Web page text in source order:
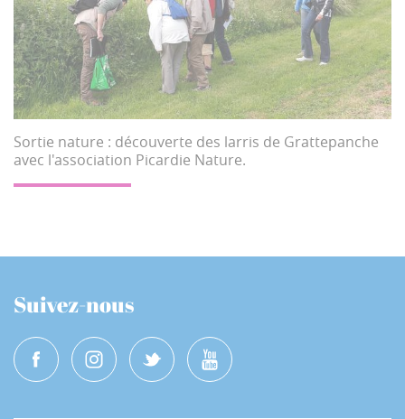
Sortie nature : découverte des larris de Grattepanche
avec l'association Picardie Nature.
Suivez-nous